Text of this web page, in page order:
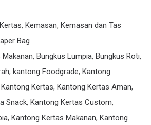
, Kemasan, Kemasan dan Tas
Bag
Makanan, Bungkus Lumpia, Bungkus Roti,
, kantong Foodgrade, Kantong
Kantong Kertas, Kantong Kertas Aman,
Snack, Kantong Kertas Custom,
, Kantong Kertas Makanan, Kantong